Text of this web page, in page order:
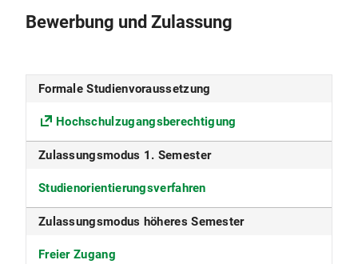
Studienbeginn
Studiensprache
Deutsch
Konsekutiver Master möglich
Ja
Fakultät
Fakultät für Geschichts- und
Bewerbung und Zulassung
Formale Studienvoraussetzung
Hochschulzugangsberechtigung
Zulassungsmodus 1. Semester
Studienorientierungsverfahren
Zulassungsmodus höheres Semester
Freier Zugang